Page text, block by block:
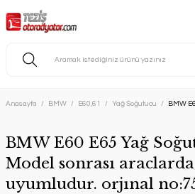
Anasayfa BMW E60,61 Yağ Soğutucu BMW
BMW E60 E65 Yağ
Model sonrası araclarda
uyumludur. orjınal